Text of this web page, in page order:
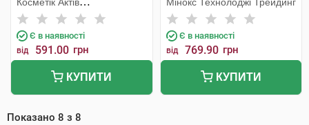
флакон
Інтернаціональ
Є в наявності
від 591.00 грн
КУПИТИ
Є в наявності
від 769.90 грн
КУПИТИ
Показано 8 з 8